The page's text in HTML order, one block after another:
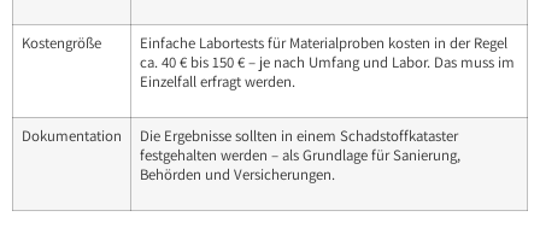
Kostengröße
Einfache Labortests für Materialproben kosten in der Regel
ca. 40 € bis 150 € – je nach Umfang und Labor. Das muss im
Einzelfall erfragt werden.
Dokumentation
Die Ergebnisse sollten in einem Schadstoffkataster
festgehalten werden – als Grundlage für Sanierung,
Behörden und Versicherungen.